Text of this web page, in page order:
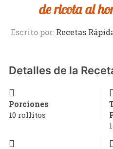
de ricota al
Escrito por: Recetas
Detalles de la
Porciones
10 rollitos